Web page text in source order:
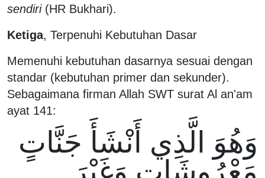
sendiri(HR Bukhari).
Ketiga, Terpenuhi Kebutuhan Dasar
Memenuhi kebutuhan dasarnya sesuai dengan
standar (kebutuhan primer dan sekunder).
Sebagaimana firman Allah SWT surat Al an'am
ayat 141:
وَهُوَ الَّذِي أَنْشَأَ جَنَّاتٍ
مَعْرُوشَاتٍ وَغَيْرَ